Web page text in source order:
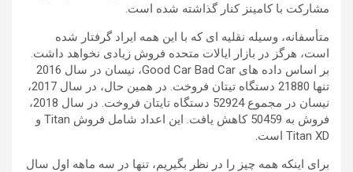
مشارکت با کامینز کنار گذاشته شده است.
متأسفانه، وسیله نقلیه ای که با این همه ایراد گرفتار شده
است، هرگز در بازار ایالات متحده فروش زیادی نخواهد داشت.
بر اساس داده های Good Car Bad Car، نیسان در سال 2016
تنها 21880 دستگاه تیتان فروخت. در همین حال، در سال 2017،
نیسان در مجموع 52924 دستگاه تایتان فروخت. در سال 2018،
فروش به 50459 کاهش یافت. این اعداد شامل فروش Titan و
Titan XD است.
برای اینکه همه چیز را در نظر بگیریم، تنها در سه ماهه اول سال